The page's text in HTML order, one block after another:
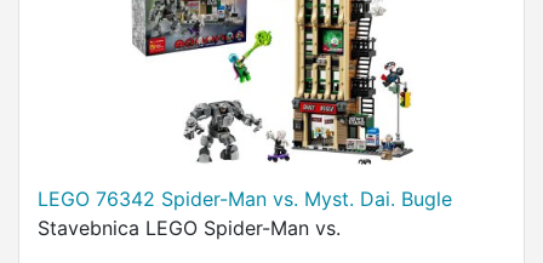
LEGO 76342 Spider-Man vs. Myst. Dai. Bugle
Stavebnica LEGO Spider-Man vs.